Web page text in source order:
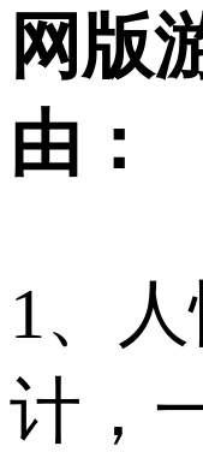
网版
由：
1、
计，